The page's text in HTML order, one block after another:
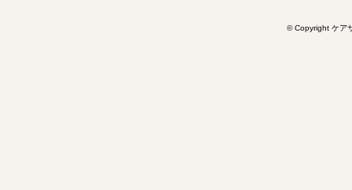
© Copyright ケア